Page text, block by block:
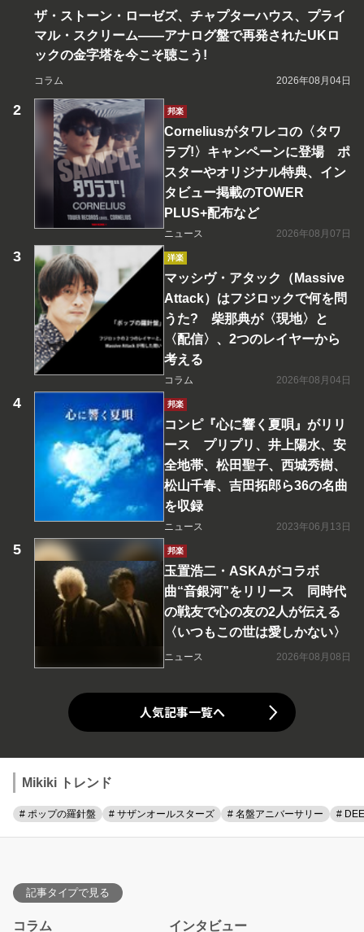
ザ・ストーン・ローゼズ、チャプターハウス、プライ
マル・スクリーム――アナログ盤で再発されたUKロ
ックの金字塔を今こそ聴こう!
コラム 2026年08月04日
邦楽
Corneliusがタワレコの〈タワ
ラブ!〉キャンペーンに登場 ポ
スターやオリジナル特典、イン
タビュー掲載のTOWER
PLUS+配布など
ニュース 2026年08月07日
洋楽
マッシヴ・アタック（Massive
Attack）はフジロックで何を問
うた? 柴那典が〈現地〉と
〈配信〉、2つのレイヤーから
考える
コラム 2026年08月04日
邦楽
コンピ『心に響く夏唄』がリリ
ース プリプリ、井上陽水、安
全地帯、松田聖子、西城秀樹、
松山千春、吉田拓郎ら36の名曲
を収録
ニュース 2023年06月13日
邦楽
玉置浩二・ASKAがコラボ
曲“音銀河”をリリース 同時代
の戦友で心の友の2人が伝える
〈いつもこの世は愛しかない〉
ニュース 2026年08月08日
人気記事一覧へ
Mikiki トレンド
# ポップの羅針盤 # サザンオールスターズ # 名盤アニバーサリー #
記事タイプで見る
コラム インタビュー